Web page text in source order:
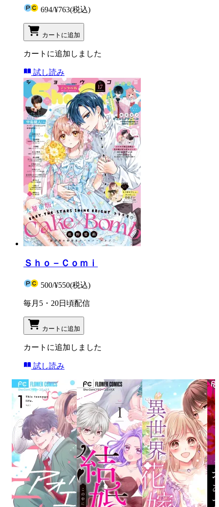
694/¥763(税込)
カートに追加
カートに追加しました
試し読み
Ｓｈｏ－Ｃｏｍｉ
500/¥550(税込)
毎月5・20日頃配信
カートに追加
カートに追加しました
試し読み